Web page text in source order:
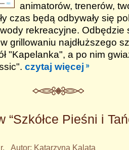
animatorów, trenerów,
czas będą odbywały się
rekreacyjne. Odbędzie
grillowaniu najdłuższego
"Kapelanka", a po nim
czytaj więcej
“Szkółce Pieśni i
Autor: Katarzyna Kalata